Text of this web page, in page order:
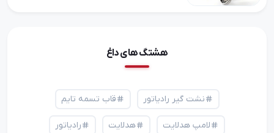
هشتگ های داغ
نشت گیر رادیاتور قاب تسمه تایم
لامپ هدلایت هدلایت رادیاتور